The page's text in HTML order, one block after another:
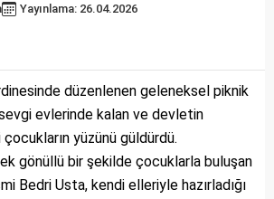
Yayınlama: 26.04.2026
düzenlenen geleneksel piknik
evlerinde kalan ve devletin
çocukların yüzünü güldürdü.
gönüllü bir şekilde çocuklarla buluşan
Bedri Usta, kendi elleriyle hazırladığı